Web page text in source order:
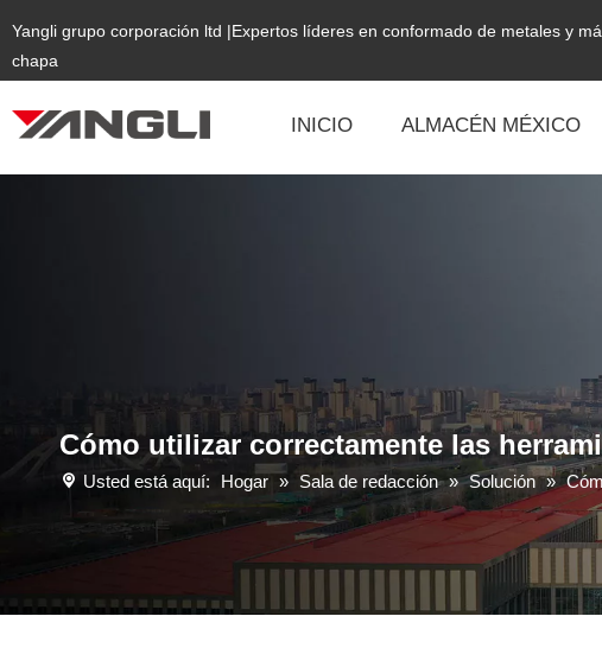
Yangli grupo corporación ltd |Expertos líderes en conformado de metales y
chapa
INICIO ALMACÉN MÉXICO
Cómo utilizar correctamente las
Usted está aquí: Hogar » Sala de redacción » Solución »